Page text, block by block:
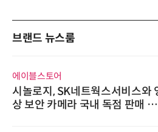
브랜드 뉴스룸
에이블스토어
시놀로지, SK네트웍스서비스와
상 보안 카메라 국내 독점 판매 파